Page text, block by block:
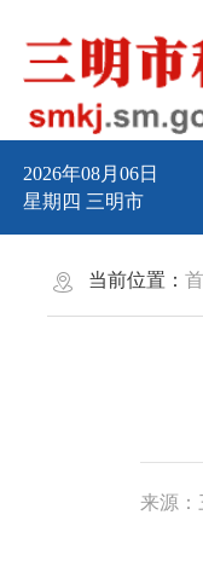
2026年08月06日
星期四 三明市
当前位置：
来源：